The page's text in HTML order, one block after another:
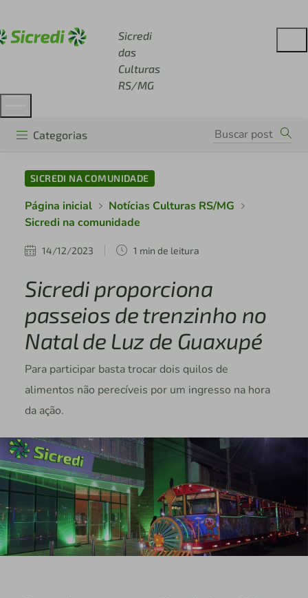
Sicredi
das
Culturas
RS/MG
Categorias
SICREDI NA COMUNIDADE
Página inicial
Notícias Culturas RS/MG
Sicredi na comunidade
14/12/2023 1 min de leitura
Sicredi proporciona
passeios de trenzinho no
Natal de Luz de Guaxupé
Para participar basta trocar dois quilos de
alimentos não perecíveis por um ingresso na hora
da ação.